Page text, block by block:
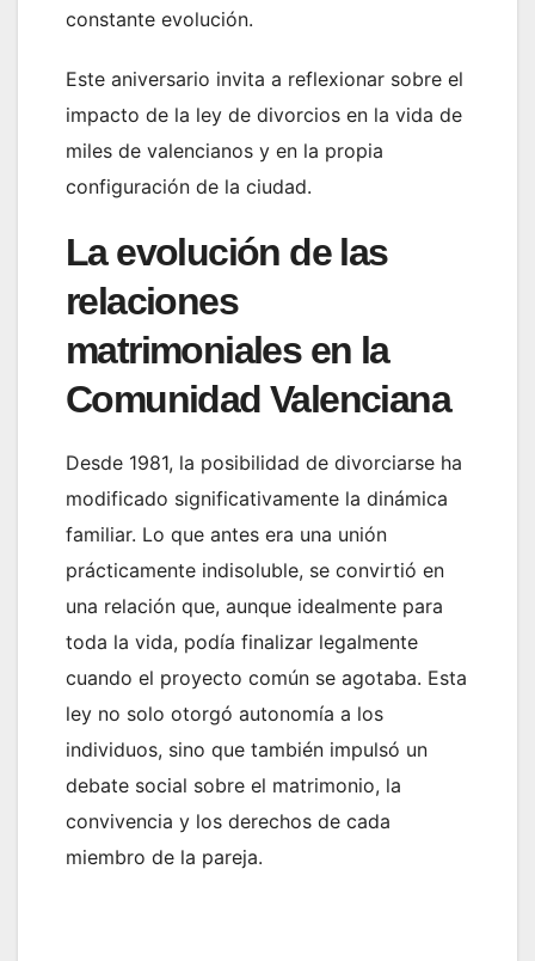
constante evolución.
Este aniversario invita a reflexionar sobre el
impacto de la ley de divorcios en la vida de
miles de valencianos y en la propia
configuración de la ciudad.
La evolución de las
relaciones
matrimoniales en la
Comunidad Valenciana
Desde 1981, la posibilidad de divorciarse ha
modificado significativamente la dinámica
familiar. Lo que antes era una unión
prácticamente indisoluble, se convirtió en
una relación que, aunque idealmente para
toda la vida, podía finalizar legalmente
cuando el proyecto común se agotaba. Esta
ley no solo otorgó autonomía a los
individuos, sino que también impulsó un
debate social sobre el matrimonio, la
convivencia y los derechos de cada
miembro de la pareja.